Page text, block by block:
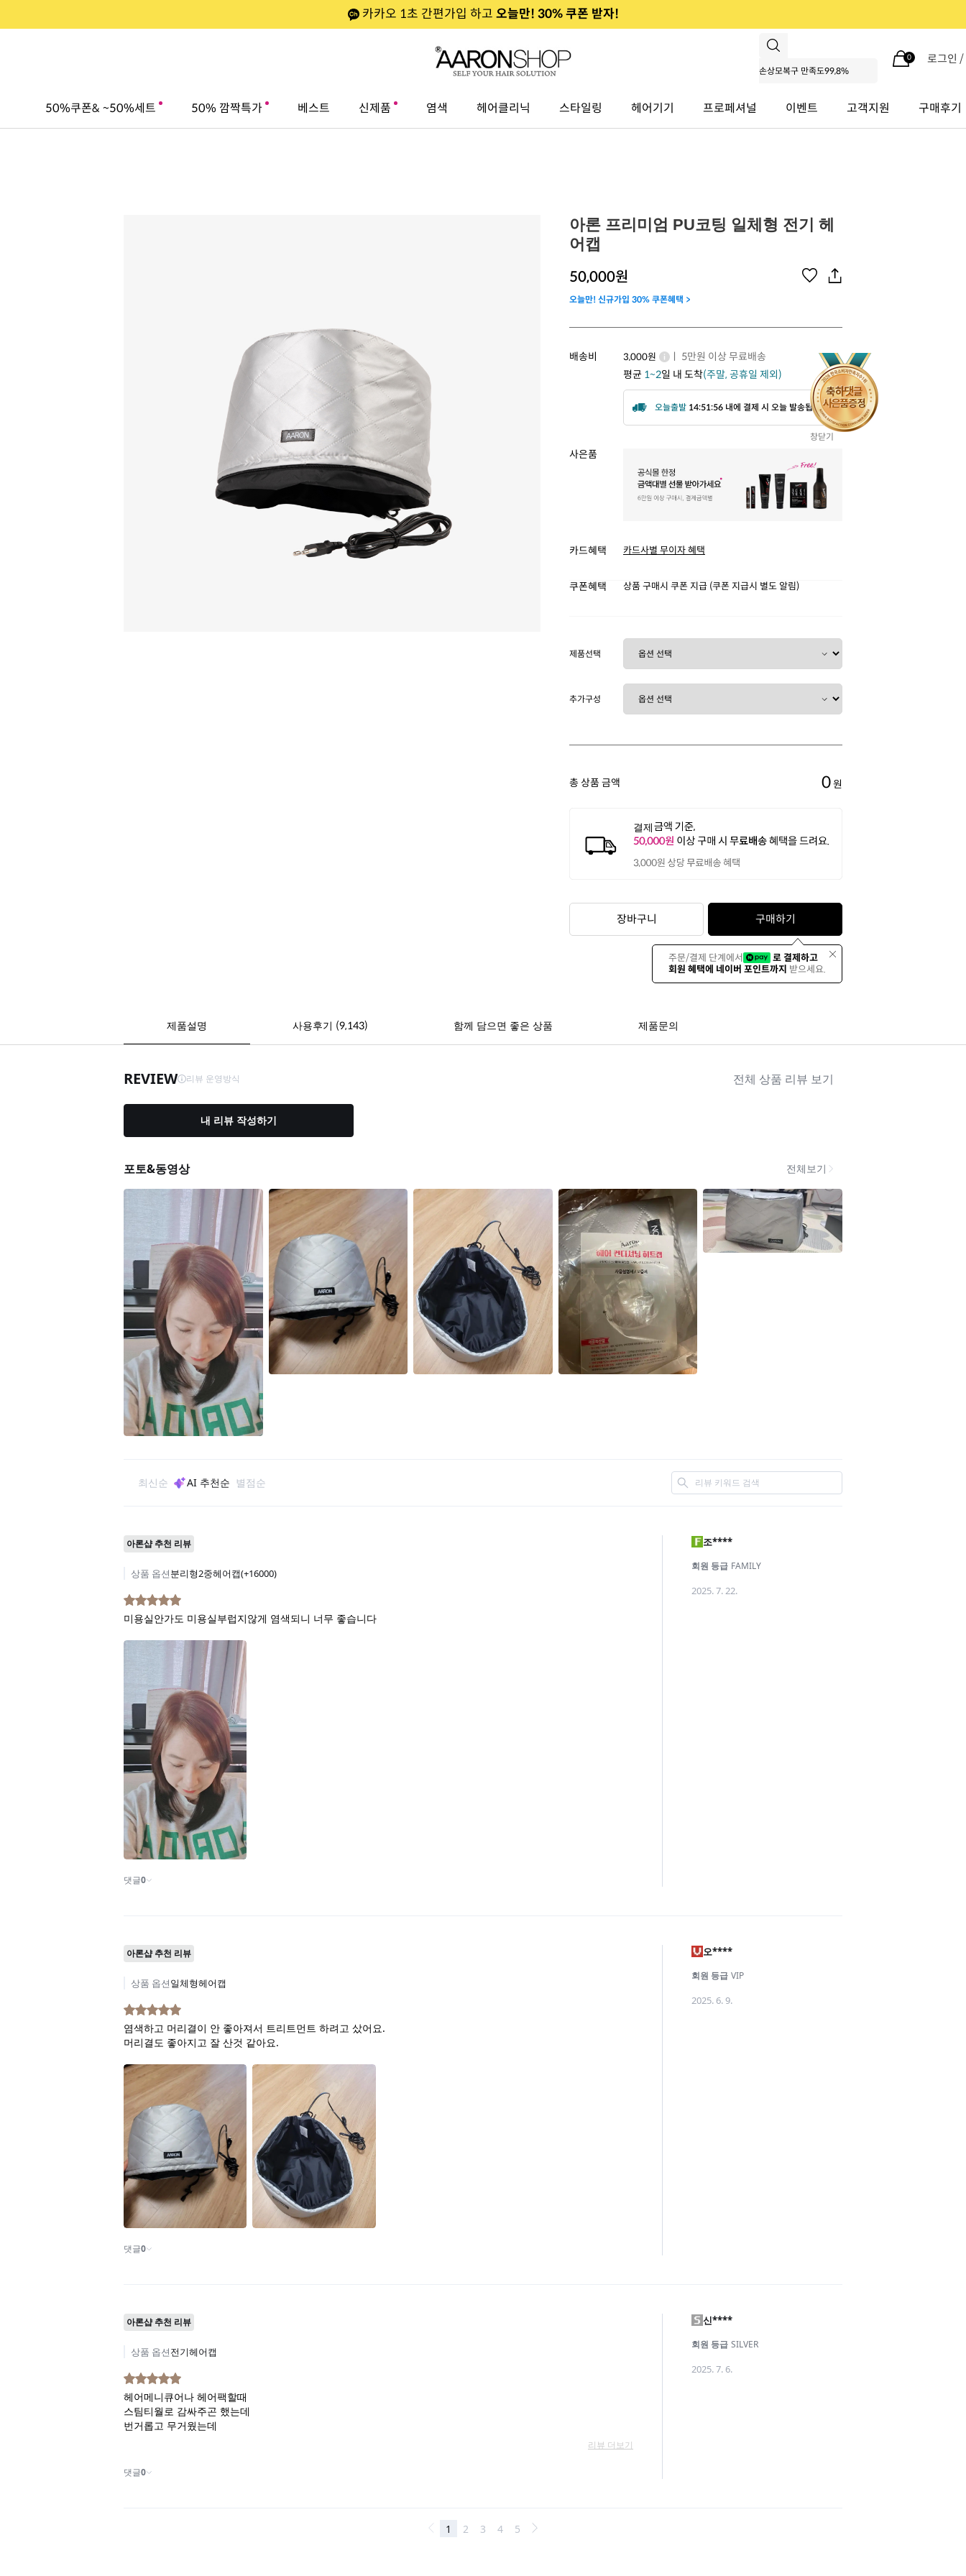
카카오 1초 간편가입 하고 오늘만! 30% 쿠폰 받자!
0 로그인 /
50%쿠폰& ~50%세트 50% 깜짝특가 베스트 신제품 염색 헤어클리닉 스타일링 헤어기기 프로페셔널 이벤트 고객지원 구매후기
창닫기
아론 프리미엄 PU코팅 일체형 전기 헤
어캡
50,000원
오늘만! 신규가입 30% 쿠폰혜택 >
배송비 3,000원
ㅣ 5만원 이상 무료배송
평균 1~2일 내 도착(주말, 공휴일 제외)
오늘출발 14:51:54 내에 결제 시 오늘 발송됩니다.
사은품
카드혜택 카드사별 무이자 혜택
쿠폰혜택 상품 구매시 쿠폰 지급 (쿠폰 지급시 별도 알림)
제품선택
추가구성
총 상품 금액 0원
장바구니 구매하기
주문/결제 단계에서
로 결제하고
회원 혜택에 네이버 포인트까지 받으세요.
제품설명 사용후기 (9,143) 함께 담으면 좋은 상품 제품문의